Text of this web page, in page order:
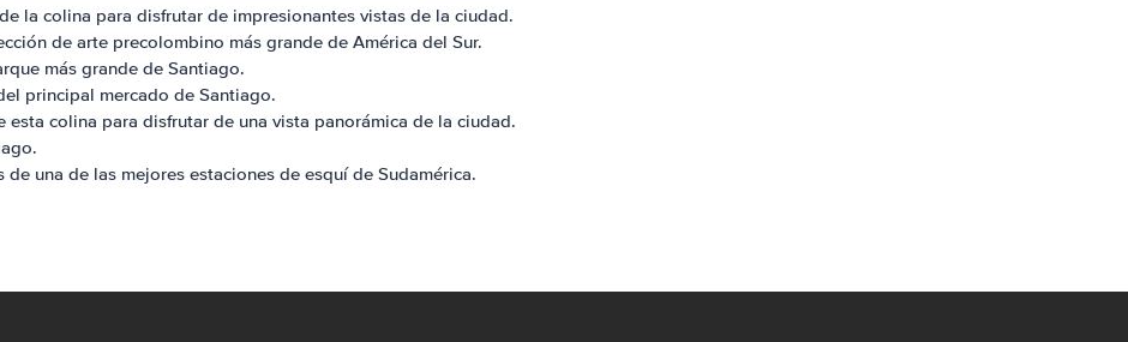
la colina para disfrutar de impresionantes vistas de la ciudad.
de arte precolombino más grande de América del Sur.
más grande de Santiago.
principal mercado de Santiago.
esta colina para disfrutar de una vista panorámica de la ciudad.
de una de las mejores estaciones de esquí de Sudamérica.